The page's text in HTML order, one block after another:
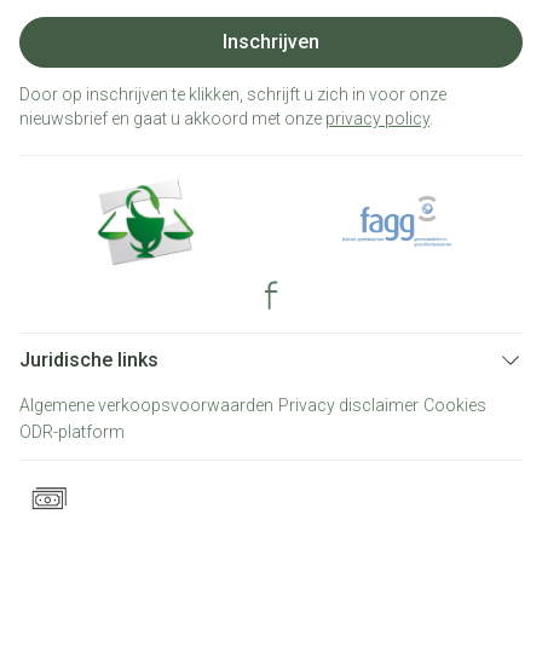
Inschrijven
Door op inschrijven te klikken, schrijft u zich in voor onze
nieuwsbrief en gaat u akkoord met onze privacy policy.
Juridische links
Algemene verkoopsvoorwaarden Privacy disclaimer Cookies
ODR-platform